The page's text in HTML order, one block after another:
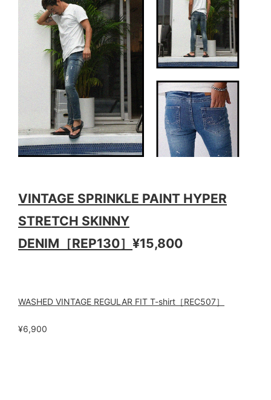
VINTAGE SPRINKLE PAINT HYPER
STRETCH SKINNY
DENIM［REP130］ ¥15,800
WASHED VINTAGE REGULAR FIT T-shirt［REC507］
¥6,900